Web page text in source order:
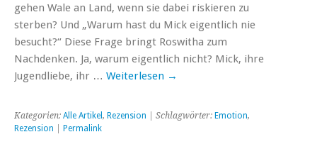
gehen Wale an Land, wenn sie dabei riskieren zu
sterben? Und „Warum hast du Mick eigentlich nie
besucht?“ Diese Frage bringt Roswitha zum
Nachdenken. Ja, warum eigentlich nicht? Mick, ihre
Jugendliebe, ihr … Weiterlesen →
Kategorien: Alle Artikel , Rezension | Schlagwörter: Emotion,
Rezension
Permalink